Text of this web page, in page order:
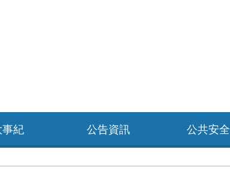
事紀 公告資訊 公共安全